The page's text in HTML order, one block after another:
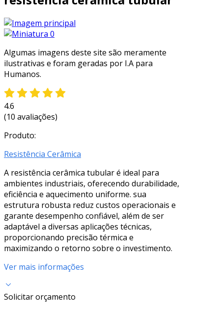
Algumas imagens deste site são meramente
ilustrativas e foram geradas por I.A para
Humanos.
4.6
(10 avaliações)
Produto:
Resistência Cerâmica
A resistência cerâmica tubular é ideal para
ambientes industriais, oferecendo durabilidade,
eficiência e aquecimento uniforme. sua
estrutura robusta reduz custos operacionais e
garante desempenho confiável, além de ser
adaptável a diversas aplicações técnicas,
proporcionando precisão térmica e
maximizando o retorno sobre o investimento.
Ver mais informações
Solicitar orçamento